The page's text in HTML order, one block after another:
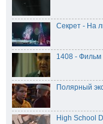
Секрет - На
1408 - Фильм
Полярный
High School